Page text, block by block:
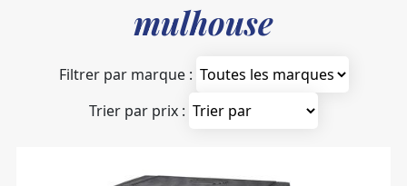
mulhouse
Filtrer par marque :
Trier par prix :